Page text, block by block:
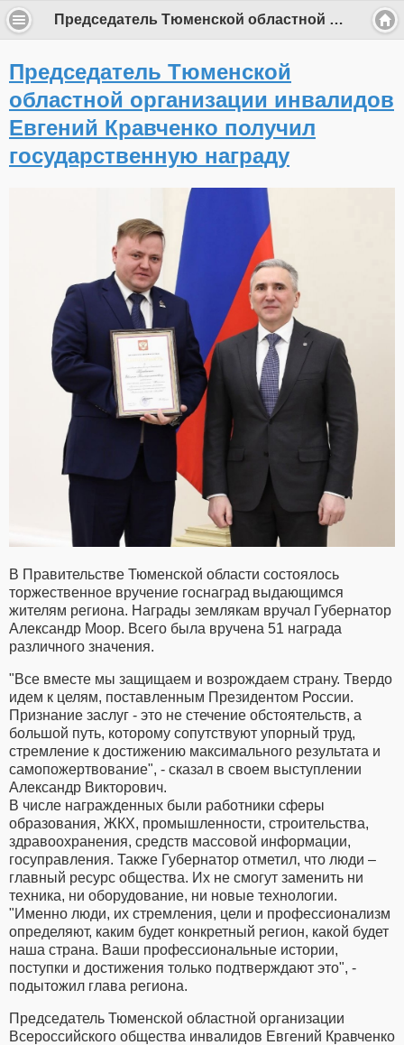
Председатель Тюменской областной организации инвалидов Евгений Кравченко получил государственную награду
Председатель Тюменской
областной организации инвалидов
Евгений Кравченко получил
государственную награду
В Правительстве Тюменской области состоялось
торжественное вручение госнаград выдающимся
жителям региона. Награды землякам вручал Губернатор
Александр Моор. Всего была вручена 51 награда
различного значения.
"Все вместе мы защищаем и возрождаем страну. Твердо
идем к целям, поставленным Президентом России.
Признание заслуг - это не стечение обстоятельств, а
большой путь, которому сопутствуют упорный труд,
стремление к достижению максимального результата и
самопожертвование", - сказал в своем выступлении
Александр Викторович.
В числе награжденных были работники сферы
образования, ЖКХ, промышленности, строительства,
здравоохранения, средств массовой информации,
госуправления. Также Губернатор отметил, что люди –
главный ресурс общества. Их не смогут заменить ни
техника, ни оборудование, ни новые технологии.
"Именно люди, их стремления, цели и профессионализм
определяют, каким будет конкретный регион, какой будет
наша страна. Ваши профессиональные истории,
поступки и достижения только подтверждают это", -
подытожил глава региона.
Председатель Тюменской областной организации
Всероссийского общества инвалидов Евгений Кравченко